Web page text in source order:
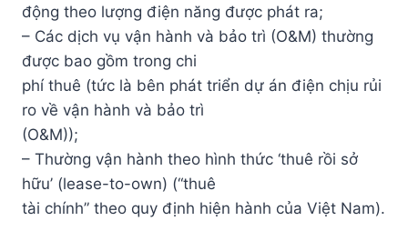
động theo lượng điện năng được phát ra;
– Các dịch vụ vận hành và bảo trì (O&M) thường
được bao gồm trong chi
phí thuê (tức là bên phát triển dự án điện chịu rủi
ro về vận hành và bảo trì
(O&M));
– Thường vận hành theo hình thức ‘thuê rồi sở
hữu’ (lease-to-own) (“thuê
tài chính” theo quy định hiện hành của Việt Nam).